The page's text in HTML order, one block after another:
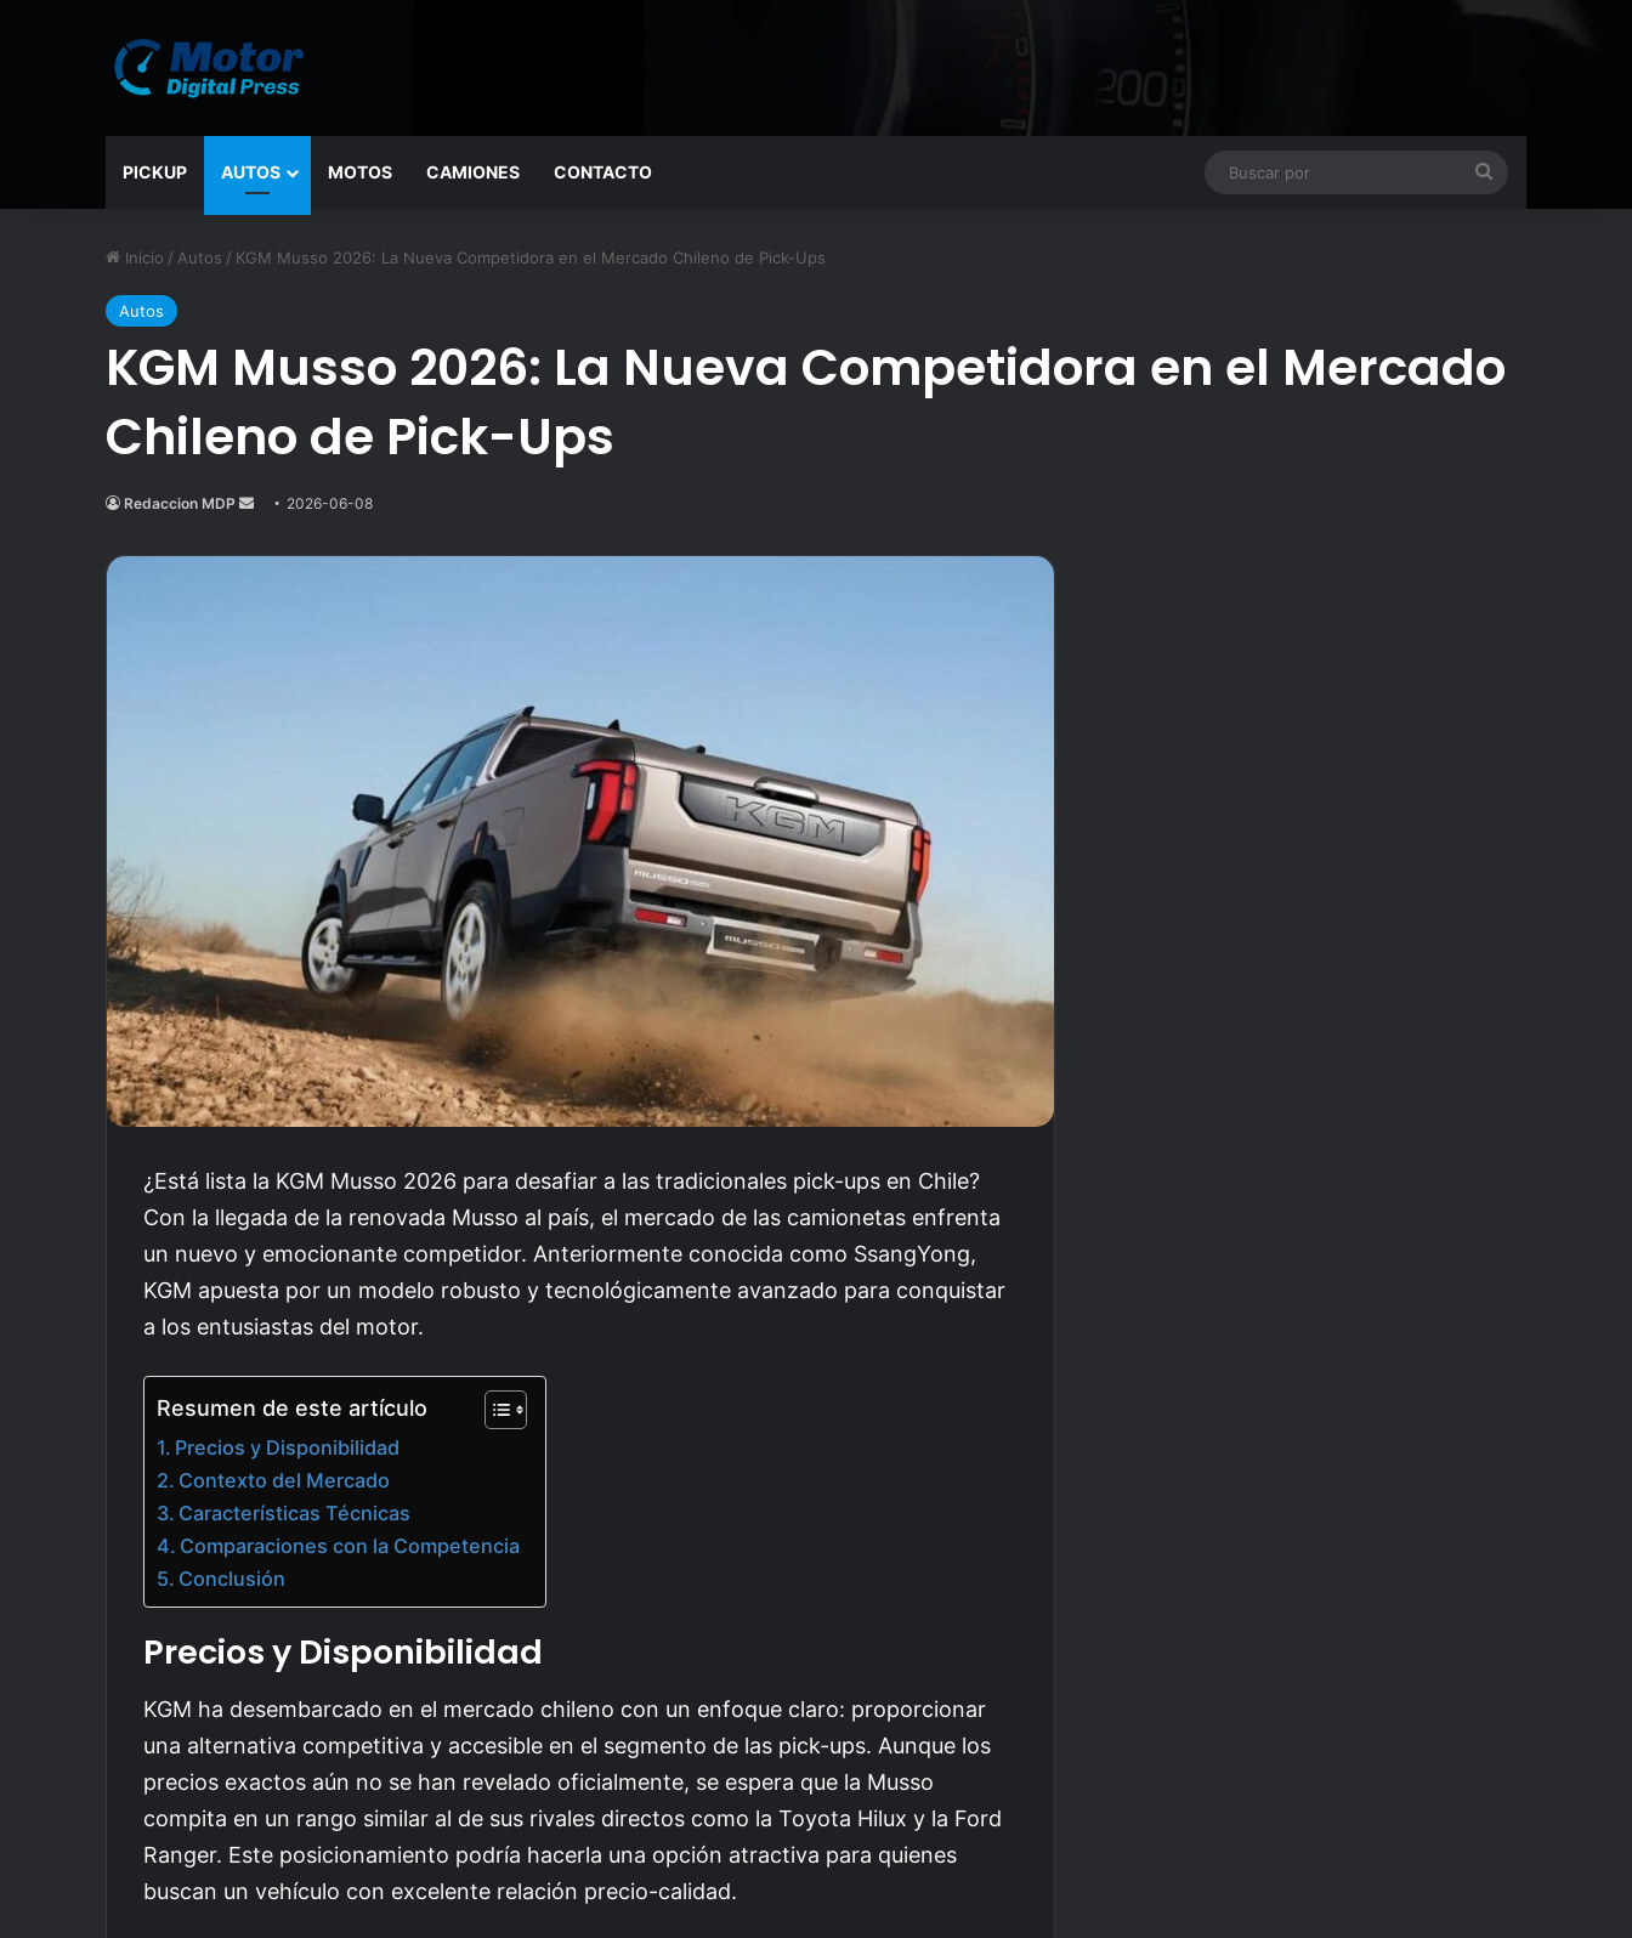
PICKUP AUTOS MOTOS CAMIONES CONTACTO
Inicio / Autos / KGM Musso 2026: La Nueva Competidora en el Mercado Chileno de Pick-Ups
Autos
KGM Musso 2026: La Nueva Competidora en el Mercado
Chileno de Pick-Ups
Redaccion MDP
Send
email
2026-06-08
¿Está lista la KGM Musso 2026 para desafiar a las tradicionales pick-ups en Chile?
Con la llegada de la renovada Musso al país, el mercado de las camionetas enfrenta
un nuevo y emocionante competidor. Anteriormente conocida como SsangYong,
KGM apuesta por un modelo robusto y tecnológicamente avanzado para conquistar
a los entusiastas del motor.
Resumen de este artículo
Precios y Disponibilidad
Contexto del Mercado
Características Técnicas
Comparaciones con la Competencia
Conclusión
Precios y Disponibilidad
KGM ha desembarcado en el mercado chileno con un enfoque claro: proporcionar
una alternativa competitiva y accesible en el segmento de las pick-ups. Aunque los
precios exactos aún no se han revelado oficialmente, se espera que la Musso
compita en un rango similar al de sus rivales directos como la Toyota Hilux y la Ford
Ranger. Este posicionamiento podría hacerla una opción atractiva para quienes
buscan un vehículo con excelente relación precio-calidad.